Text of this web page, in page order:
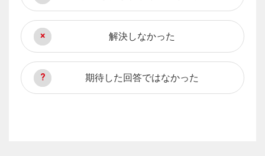
解決しなかった
期待した回答ではなかった